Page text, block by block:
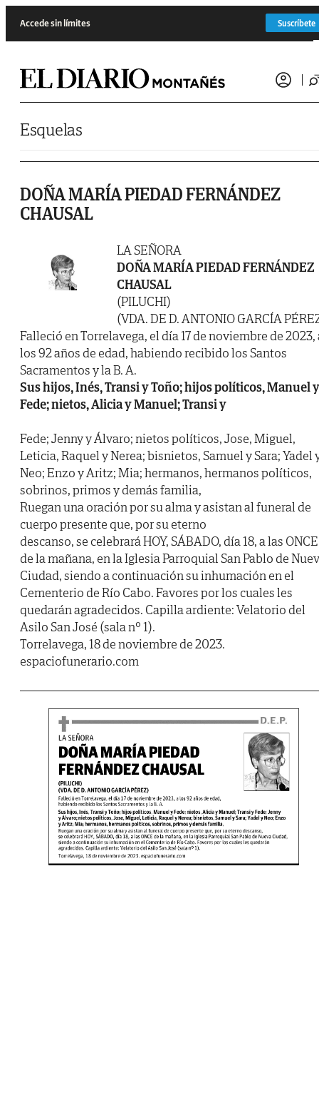
Accede sin límites Suscríbete
Esquelas
DOÑA MARÍA PIEDAD FERNÁNDEZ
CHAUSAL
LA SEÑORA
DOÑA MARÍA PIEDAD FERNÁNDEZ
CHAUSAL
(PILUCHI)
(VDA. DE D. ANTONIO GARCÍA
Falleció en Torrelavega, el día 17 de noviembre de 2023,
los 92 años de edad, habiendo recibido los Santos
Sacramentos y la B. A.
Sus hijos, Inés, Transi y Toño; hijos políticos, Manuel y
Fede; nietos, Alicia y Manuel; Transi y
Fede; Jenny y Álvaro; nietos políticos, Jose, Miguel,
Leticia, Raquel y Nerea; bisnietos, Samuel y Sara; Yadel
Neo; Enzo y Aritz; Mia; hermanos, hermanos políticos,
sobrinos, primos y demás familia,
Ruegan una oración por su alma y asistan al funeral de
cuerpo presente que, por su eterno
descanso, se celebrará HOY, SÁBADO, día 18, a las ONCE
de la mañana, en la Iglesia Parroquial San Pablo de
Ciudad, siendo a continuación su inhumación en el
Cementerio de Río Cabo. Favores por los cuales les
quedarán agradecidos. Capilla ardiente: Velatorio del
Asilo San José (sala nº 1).
Torrelavega, 18 de noviembre de 2023.
espaciofunerario.com